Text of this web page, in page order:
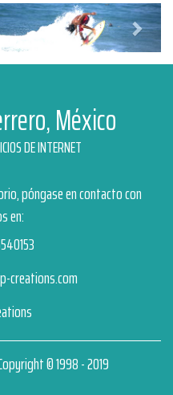
México
DE INTERNET
póngase en contacto con
en:
creations.com
© 1998 - 2019